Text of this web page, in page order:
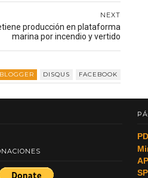
NEXT
producción en plataforma
marina por incendio y vertido
BLOGGER DISQUS FACEBOOK